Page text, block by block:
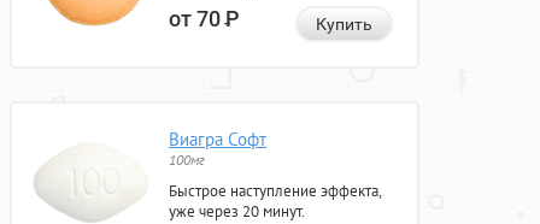
от 70Р Купить
Виагра Софт
100мг
Быстрое наступление эффекта,
уже через 20 минут.